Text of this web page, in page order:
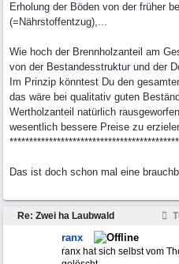
Erholung der Böden von der früher
(=Nährstoffentzug),...
Wie hoch der Brennholzanteil am
von der Bestandesstruktur und der
Im Prinzip könntest Du den
das wäre bei qualitativ guten
Wertholzanteil natürlich
wesentlich bessere Preise zu
Das ist doch schon mal eine
Re: Zwei ha Laubwald
ranx
ranx hat sich selbst vom